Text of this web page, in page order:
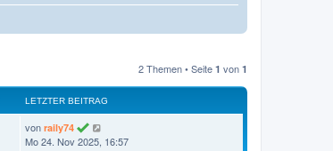
2 Themen • Seite 1 von 1
LETZTER BEITRAG
L
e
von raily74
Mo 24. Nov 2025, 16:57